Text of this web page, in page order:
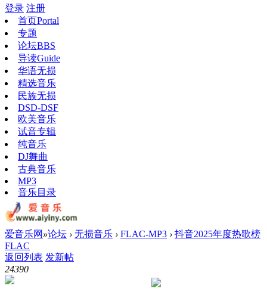
登录 注册
首页Portal
专题
论坛BBS
导读Guide
华语无损
精选音乐
民族无损
DSD-DSF
欧美音乐
试音专辑
纯音乐
DJ舞曲
古典音乐
MP3
音乐目录
爱音乐网 »论坛 › 无损音乐 › FLAC-MP3 › 抖音2025年度热歌榜
FLAC
返回列表 发新帖
24390